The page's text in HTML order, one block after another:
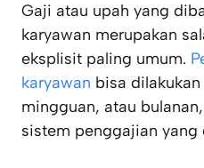
Gaji atau upah yang
karyawan merupakan
eksplisit paling umum.
karyawan bisa
mingguan, atau
sistem penggajian yang